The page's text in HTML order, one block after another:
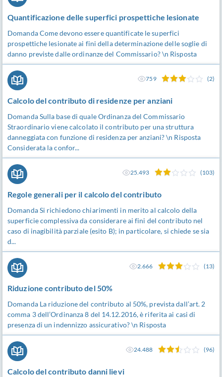
Quantificazione delle superfici prospettiche lesionate
Domanda Come devono essere quantificate le superfici
prospettiche lesionate ai fini della determinazione delle soglie di
danno previste dalle ordinanze del Commissario? \n Risposta
Calcolo del contributo di residenze per anziani
Domanda Sulla base di quale Ordinanza del Commissario
Straordinario viene calcolato il contributo per una struttura
danneggiata con funzione di residenza per anziani? \n Risposta
Considerata la confor...
759 (2)
Regole generali per il calcolo del contributo
Domanda Si richiedono chiarimenti in merito al calcolo della
superficie complessiva da considerare ai fini del contributo nel
caso di inagibilità parziale (esito B); in particolare, si chiede se sia
d...
25.493 (103)
Riduzione contributo del 50%
Domanda La riduzione del contributo al 50%, prevista dall’art. 2
comma 3 dell’Ordinanza 8 del 14.12.2016, è riferita ai casi di
presenza di un indennizzo assicurativo? \n Risposta
2.666 (13)
Calcolo del contributo danni lievi
24.488 (96)